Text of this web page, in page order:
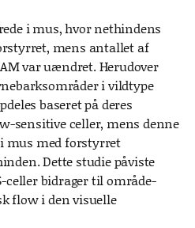
i mus, hvor nethindens
mens antallet af
var uændret. Herudover
i vildtype
baseret på deres
sensitive celler, mens denne
mus med forstyrret
Dette studie påviste
celler bidrager til område-
flow i den visuelle